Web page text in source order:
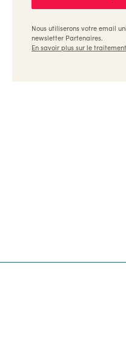
Nous utiliserons votre email
newsletter Partenaires.
En savoir plus sur le